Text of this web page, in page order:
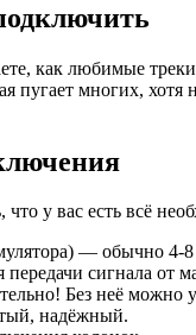
как любимые треки
пугает многих, хотя
что у вас есть всё
— обычно 4-
сигнала от
Без неё можно
надёжный.